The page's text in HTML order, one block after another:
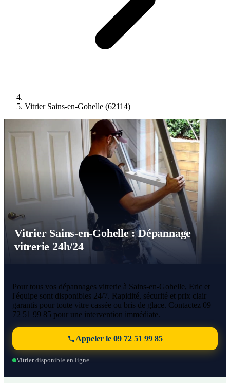
Vitrier Sains-en-Gohelle (62114)
Vitrier Sains-en-Gohelle : Dépannage
vitrerie 24h/24
Pour tous vos dépannages vitrerie à Sains-en-Gohelle, Eric et
l'équipe sont disponibles 24/7. Rapidité, sécurité et prix clair
garantis pour toute vitre cassée ou bris de glace. Contactez 09
72 51 99 85 pour une intervention immédiate.
Appeler le 09 72 51 99 85
Vitrier disponible en ligne